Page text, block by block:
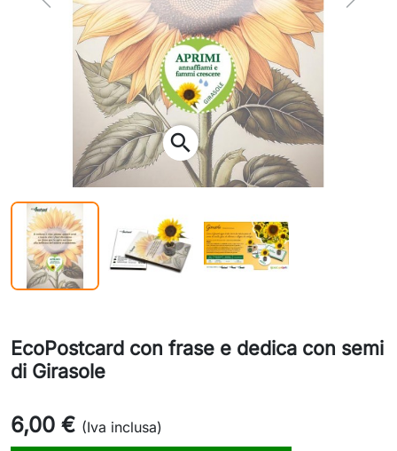
Previous Next
search
EcoPostcard con frase e dedica con semi
di Girasole
6,00 € (Iva inclusa)